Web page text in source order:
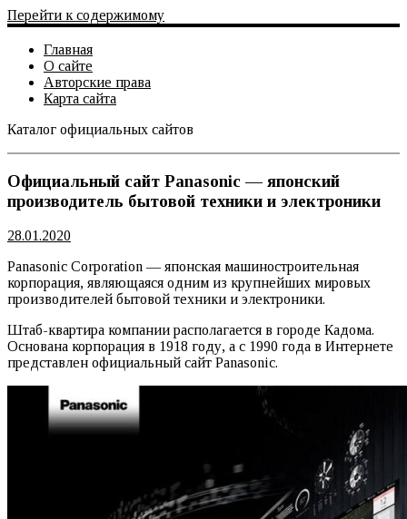
Перейти к содержимому
Главная
О сайте
Авторские права
Карта сайта
Каталог официальных сайтов
Официальный сайт Panasonic — японский
производитель бытовой техники и электроники
28.01.2020
Panasonic Corporation — японская машиностроительная
корпорация, являющаяся одним из крупнейших мировых
производителей бытовой техники и электроники.
Штаб-квартира компании располагается в городе Кадома.
Основана корпорация в 1918 году, а с 1990 года в Интернете
представлен официальный сайт Panasonic.